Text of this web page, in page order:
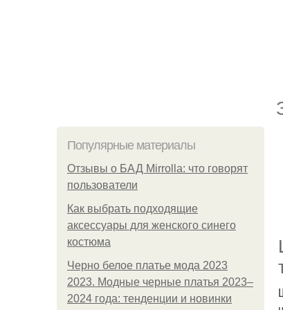
Популярные материалы
Отзывы о БАД Mirrolla: что говорят
пользователи
Как выбрать подходящие
аксессуары для женского синего
костюма
Черно белое платье мода 2023
2023. Модные черные платья 2023–
2024 года: тенденции и новинки